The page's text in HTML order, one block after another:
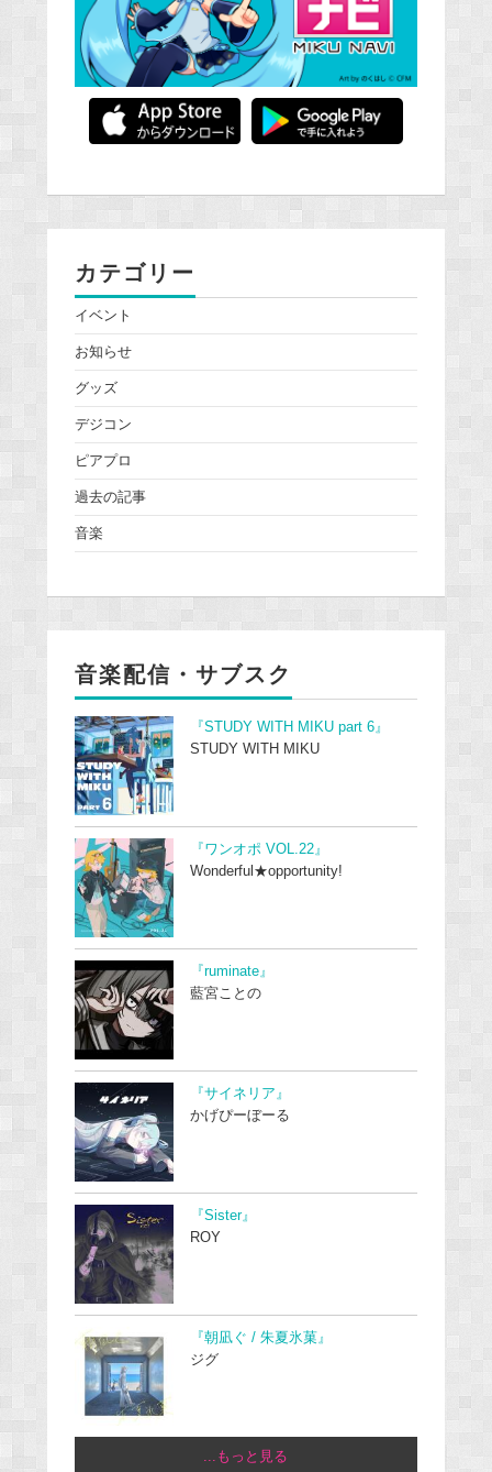
カテゴリー
イベント
お知らせ
グッズ
デジコン
ピアプロ
過去の記事
音楽
音楽配信・サブスク
『STUDY WITH MIKU part 6』
STUDY WITH MIKU
『ワンオポ VOL.22』
Wonderful★opportunity!
『ruminate』
藍宮ことの
『サイネリア』
かげぴーぼーる
『Sister』
ROY
『朝凪ぐ / 朱夏氷菓』
ジグ
...もっと見る